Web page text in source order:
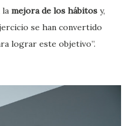
la mejora de los hábitos y,
se han convertido
lograr este objetivo”.